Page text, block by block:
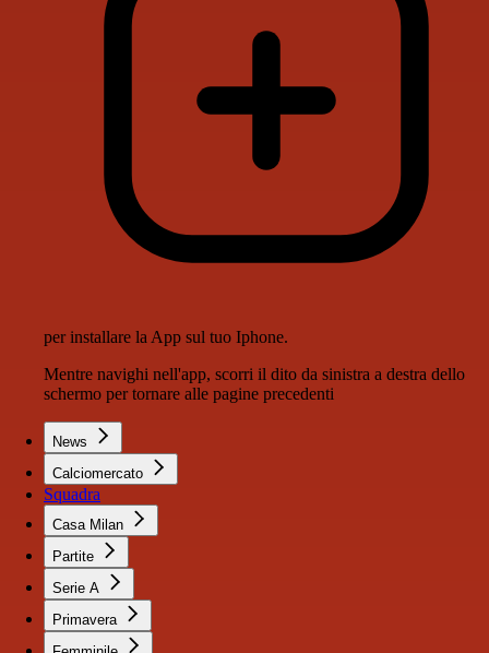
per installare la App sul tuo Iphone.
Mentre navighi nell'app, scorri il dito da sinistra a destra dello
schermo per tornare alle pagine precedenti
News
Calciomercato
Squadra
Casa Milan
Partite
Serie A
Primavera